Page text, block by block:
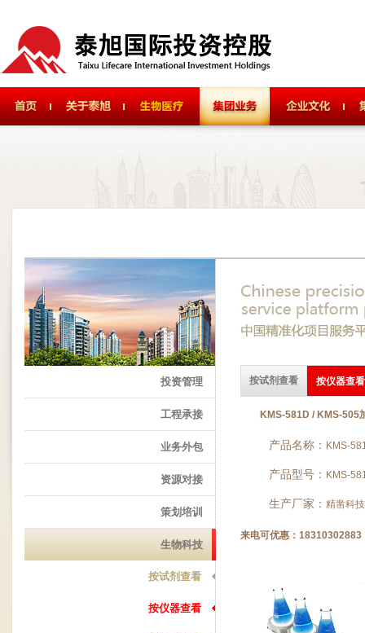
投资管理
工程承接
业务外包
资源对接
策划培训
生物科技
按试剂查看
按仪器查看
按试剂查看 按仪器查看
KMS-581D / KMS-505
产品名称： KMS-
产品型号： KMS-
生产厂家： 精凿科
来电可优惠：